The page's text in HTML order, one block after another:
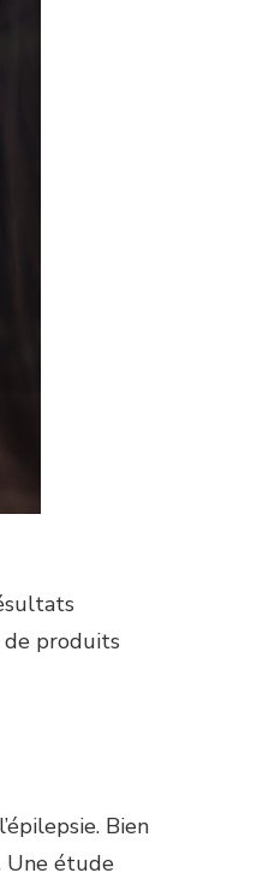
de produits
Bien
Une étude